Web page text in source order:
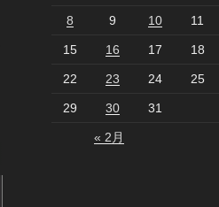
8 9 10 11
15 16 17 18
22 23 24 25
29 30 31
« 2月